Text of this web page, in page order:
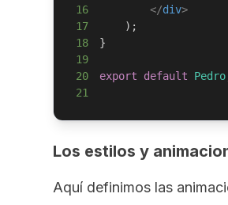
16
</div>
17
) ;
18
}
19
20
export default Pedro
21
Los estilos y
Aquí definimos las